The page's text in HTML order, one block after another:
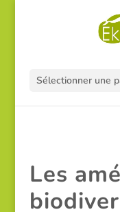
Sélectionner une
Les